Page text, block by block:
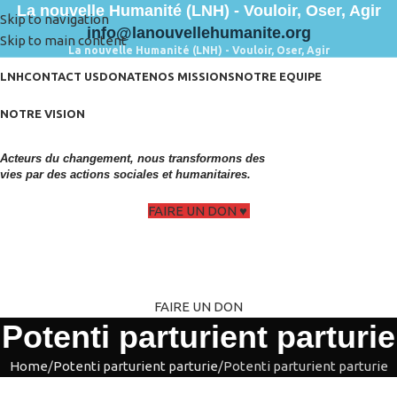
Skip to navigation
Skip to main content
La nouvelle Humanité (LNH) - Vouloir, Oser, Agir
info@lanouvellehumanite.org
La nouvelle Humanité (LNH) - Vouloir, Oser, Agir
LNHCONTACT USDONATENOS MISSIONSNOTRE EQUIPE
NOTRE VISION
Acteurs du changement, nous transformons des
vies par des actions sociales et humanitaires.
FAIRE UN DON
FAIRE UN DON
Potenti parturient parturie
Home Potenti parturient parturie Potenti parturient parturie